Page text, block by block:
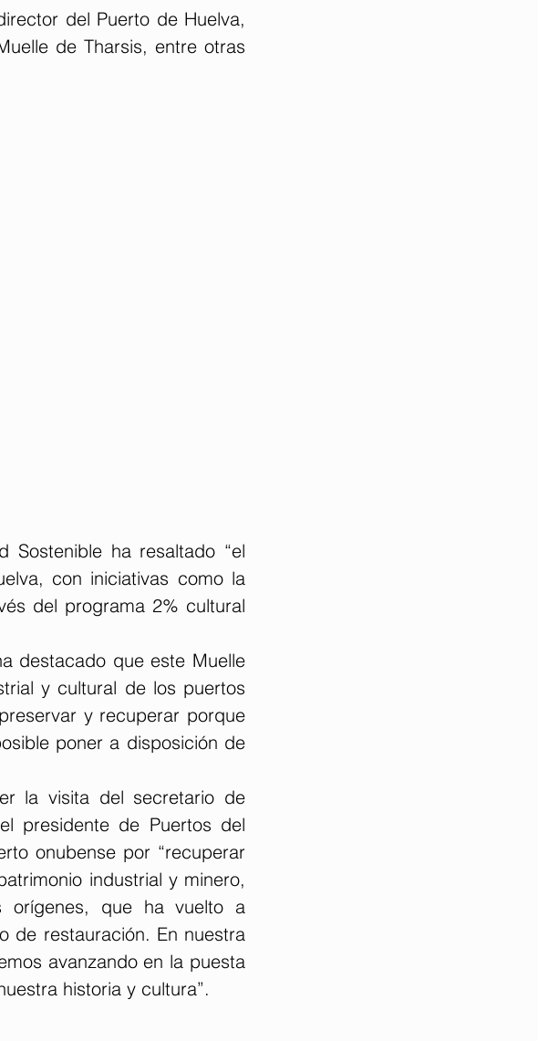
del Puerto de Huelva,
de Tharsis, entre otras
Sostenible ha resaltado “el
con iniciativas como la
del programa 2% cultural
destacado que este Muelle
y cultural de los puertos
y recuperar porque
poner a disposición de
la visita del secretario de
presidente de Puertos del
onubense por “recuperar
industrial y minero,
orígenes, que ha vuelto a
de restauración. En nuestra
avanzando en la puesta
historia y cultura”.